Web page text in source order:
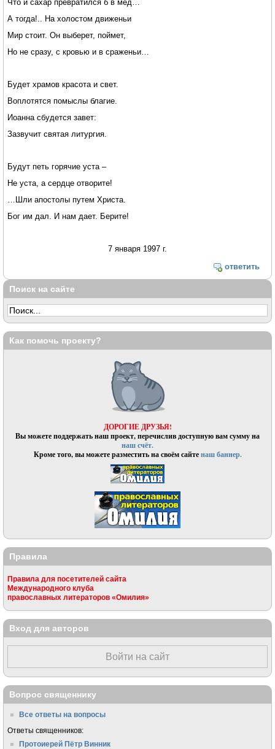
Что и сахар превратился б в мед…
А тогда!.. На холостом движеньи
Мир стоит. Он выберет, поймет,
Но не сразу, с кровью и в сраженьи…
Будет храмов красота и свет.
Воплотятся помыслы благие.
Иоанна сбудется завет:
Зазвучит святая литургия.
Будут петь горячие уста –
Не уста, а сердце отворите!
…Шли апостолы путем Христа.
Бог им дал. И нам дает. Берите!
7 января 1997 г.
ответить
Поиск на сайте
Как помочь проекту?
ДОРОГИЕ ДРУЗЬЯ!
Вы можете поддержать наш проект, перечислив доступную вам сумму на
наш счёт.
Кроме того, вы можете разместить на своём сайтенаш баннер.
Правила
Правила для посетителей сайта
Международного клуба
православных литераторов «Омилия»
Вход для авторов
Войти на сайт
Вопрос священнику
Все ответы на вопросы
Ответы священников:
Протоиерей Пётр Винник